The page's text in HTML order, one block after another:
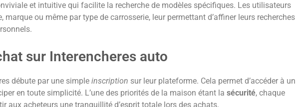
et intuitive qui facilite la recherche de modèles spécifiques. Les utilisateurs
marque ou même par type de carrosserie, leur permettant d’affiner leurs recherches
sur Interencheres auto
débute par une simple inscription sur leur plateforme. Cela permet d’accéder à un
en toute simplicité. L’une des priorités de la maison étant la sécurité, chaque
aux acheteurs une tranquillité d’esprit totale lors des achats.